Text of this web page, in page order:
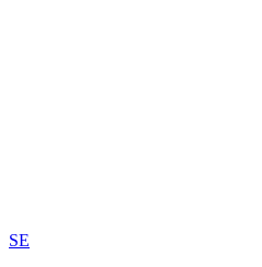
SE